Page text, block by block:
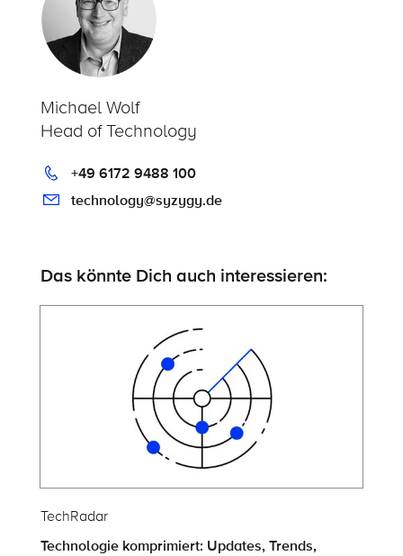
Michael Wolf
Head of Technology
+49 6172 9488 100
technology@syzygy.de
Das könnte Dich auch interessieren:
TechRadar
Technologie komprimiert: Updates, Trends,